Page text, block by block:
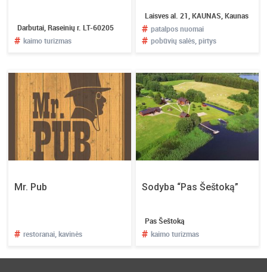
Darbutai, Raseinių r. LT-60205
# kaimo turizmas
Laisves al. 21, KAUNAS, Kaunas
# patalpos nuomai
# pobūvių salės, pirtys
Mr. Pub
# restoranai, kavinės
Sodyba “Pas Šeštoką”
Pas Šeštoką
# kaimo turizmas